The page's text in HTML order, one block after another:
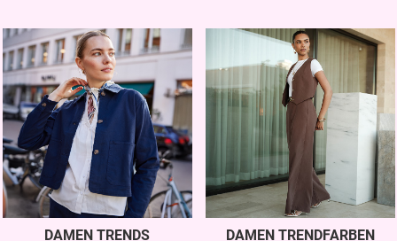
DAMEN TRENDS DAMEN TRENDFARBEN